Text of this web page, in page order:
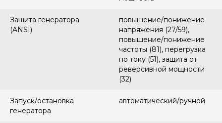
Защита генератора
(ANSI)
повышение/понижение
напряжения (27/59),
повышение/понижение
частоты (81), перегрузка
по току (51), защита от
реверсивной мощности
(32)
Запуск/остановка
генератора
автоматический/ручной